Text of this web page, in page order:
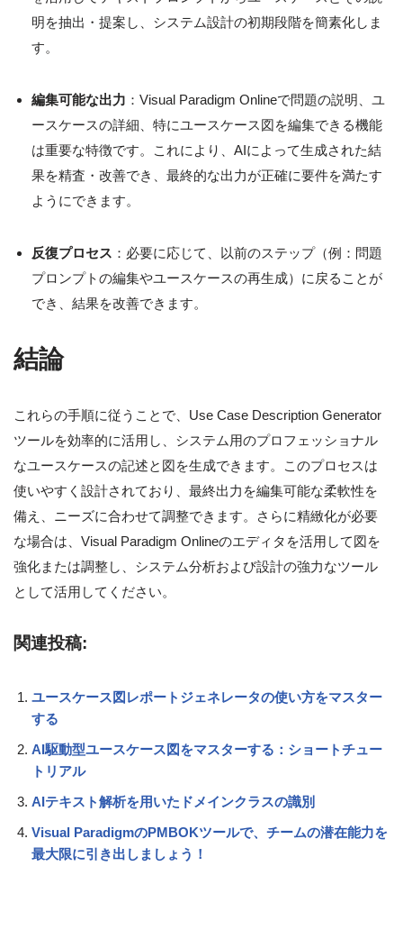
明を抽出・提案し、システム設計の初期段階を簡素化しま
す。
編集可能な出力 ：Visual Paradigm Onlineで問題の説明、ユ
ースケースの詳細、特にユースケース図を編集できる機能
は重要な特徴です。これにより、AIによって生成された結
果を精査・改善でき、最終的な出力が正確に要件を満たす
ようにできます。
反復プロセス ：必要に応じて、以前のステップ（例：問題
プロンプトの編集やユースケースの再生成）に戻ることが
でき、結果を改善できます。
結論
これらの手順に従うことで、Use Case Description Generator
ツールを効率的に活用し、システム用のプロフェッショナル
なユースケースの記述と図を生成できます。このプロセスは
使いやすく設計されており、最終出力を編集可能な柔軟性を
備え、ニーズに合わせて調整できます。さらに精緻化が必要
な場合は、Visual Paradigm Onlineのエディタを活用して図を
強化または調整し、システム分析および設計の強力なツール
として活用してください。
関連投稿:
ユースケース図レポートジェネレータの使い方をマスター
する
AI駆動型ユースケース図をマスターする：ショートチュー
トリアル
AIテキスト解析を用いたドメインクラスの識別
Visual ParadigmのPMBOKツールで、チームの潜在能力を
最大限に引き出しましょう！